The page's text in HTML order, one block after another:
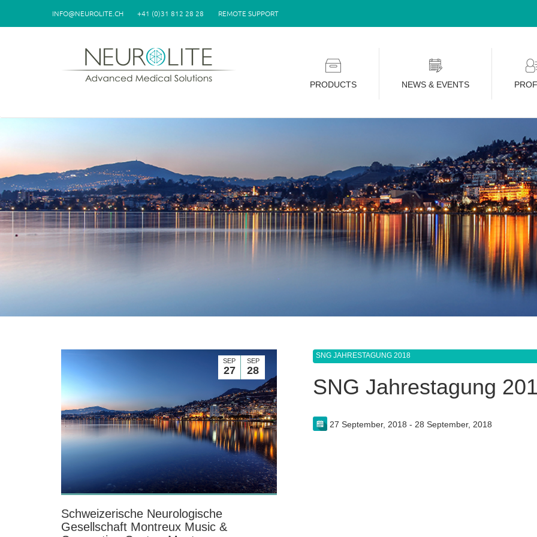
INFO@NEUROLITE.CH +41 (0)31 812 28 28 REMOTE SUPPORT
PRODUCTS NEWS & EVENTS
SEP
27
SEP
28
Schweizerische Neurologische
Gesellschaft Montreux Music &
SNG JAHRESTAGUNG 2018
SNG Jahrestagung
27 September, 2018 - 28 September, 2018